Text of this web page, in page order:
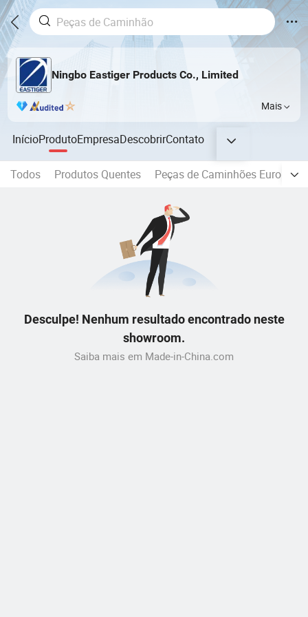
Ningbo Eastiger Products Co., Limited
Mais
InícioProdutoEmpresaDescobrirContato
Todos Produtos Quentes Peças de Caminhões Europeus
Desculpe! Nenhum resultado encontrado neste
showroom.
Saiba mais em Made-in-China.com